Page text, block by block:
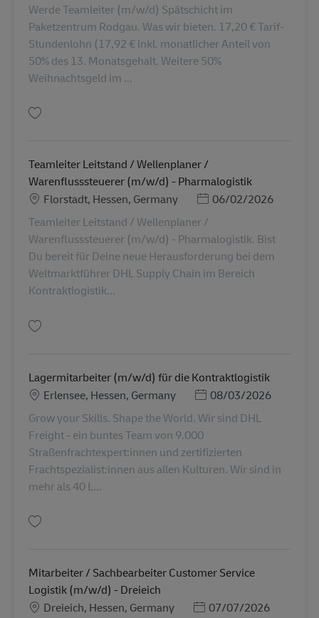
Werde Teamleiter (m/w/d) Spätschicht im
Paketzentrum Rodgau. Was wir bieten. 17,20 € Tarif-
Stundenlohn (17,92 € inkl. monatlicher Anteil von
50% des 13. Monatsgehalt. Weitere 50%
Weihnachtsgeld im ...
Teamleiter Leitstand / Wellenplaner /
Warenflusssteuerer (m/w/d) - Pharmalogistik
LokasiFlorstadt, Hessen, Germany Posted Date
06/02/2026
Teamleiter Leitstand / Wellenplaner /
Warenflusssteuerer (m/w/d) - Pharmalogistik. Bist
Du bereit für Deine neue Herausforderung bei dem
Weltmarktführer DHL Supply Chain im Bereich
Kontraktlogistik...
Lagermitarbeiter (m/w/d) für die Kontraktlogistik
LokasiErlensee, Hessen, Germany Posted Date
08/03/2026
Grow your Skills. Shape the World. Wir sind DHL
Freight - ein buntes Team von 9.000
Straßenfrachtexpert:innen und zertifizierten
Frachtspezialist:innen aus allen Kulturen. Wir sind in
mehr als 40 L...
Mitarbeiter / Sachbearbeiter Customer Service
Logistik (m/w/d) - Dreieich
LokasiDreieich, Hessen, Germany Posted Date
07/07/2026